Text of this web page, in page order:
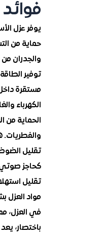
يوفر عزل
حماية من
والجدران
توفير
مستقرة
الكهرباء
الحماية من
تقليل
كحاجز صوتي
تقليل
مواد العزل
في العزل،
باختصار،